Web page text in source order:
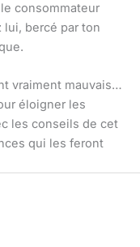
consommateur
bercé par ton
vraiment mauvais…
éloigner les
les conseils de cet
qui les feront